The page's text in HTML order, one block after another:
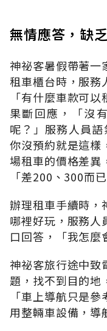
無情應答，缺
神祕客暑假帶著一
租車櫃台時，服務
「有什麼車款可
果斷回應，「沒
呢？」服務人員
你沒預約就是這樣
場租車的價格差異
「差200、300而
辦理租車手續時，
哪裡好玩，服務人
口回答，「我怎麼
神祕客旅行途中致
題，找不到目的地
「車上導航只是
用整輛車設備，導